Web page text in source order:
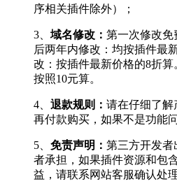
序相关插件除外）；
3、 域名修改： 第一次修改免
后两年内修改：均按插件最
改：按插件最新价格的8折
按照10元算。
4、 退款规则： 请在仔细了解
再付款购买，如果不是功能
5、 免责声明： 第三方开发者
者承担，如果插件资源和包
益，请联系网站客服确认处理